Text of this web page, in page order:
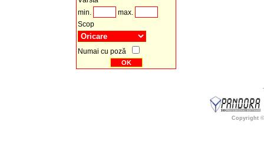
min.
max.
Scop
Numai cu poză
Copyright